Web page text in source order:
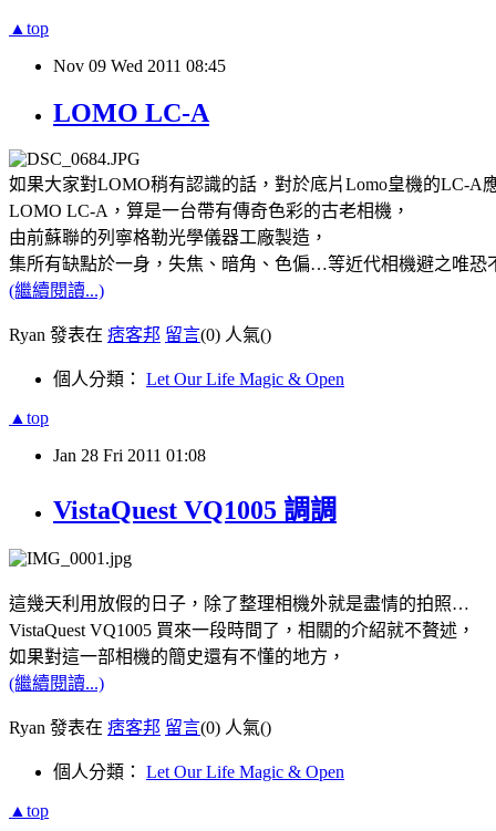
▲top
Nov 09 Wed 2011 08:45
LOMO LC-A
如果大家對LOMO稍有認識的話，對於底片Lomo皇機的LC-A
LOMO LC-A，算是一台帶有傳奇色彩的古老相機，
由前蘇聯的列寧格勒光學儀器工廠製造，
集所有缺點於一身，失焦、暗角、色偏…等近代相機避之唯恐
(繼續閱讀...)
Ryan 發表在 痞客邦 留言(0) 人氣()
個人分類： Let Our Life Magic & Open
▲top
Jan 28 Fri 2011 01:08
VistaQuest VQ1005 調調
這幾天利用放假的日子，除了整理相機外就是盡情的拍照…
VistaQuest VQ1005 買來一段時間了，相關的介紹就不贅述，
如果對這一部相機的簡史還有不懂的地方，
(繼續閱讀...)
Ryan 發表在 痞客邦 留言(0) 人氣()
個人分類： Let Our Life Magic & Open
▲top